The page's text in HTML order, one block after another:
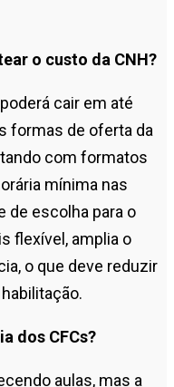
o custo da CNH?
cair em até
formas de oferta da
com formatos
mínima nas
de escolha para o
flexível, amplia o
o que deve reduzir
dos CFCs?
aulas, mas a